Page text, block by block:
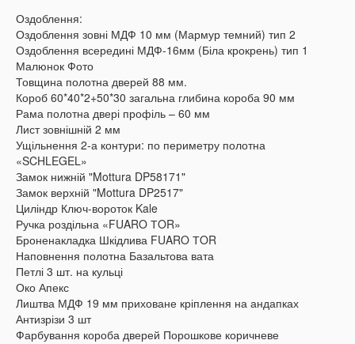
Оздоблення:
Оздоблення зовні МДФ 10 мм (Мармур темний) тип 2
Оздоблення всередині МДФ-16мм (Біла крокрень) тип 1
Малюнок Фото
Товщина полотна дверей 88 мм.
Короб 60*40*2+50*30 загальна глибина короба 90 мм
Рама полотна двері профіль – 60 мм
Лист зовнішній 2 мм
Ущільнення 2-а контури: по периметру полотна
«SCHLEGEL»
Замок нижній "Mottura DP58171"
Замок верхній "Mottura DP2517"
Циліндр Ключ-вороток Kale
Ручка роздільна «FUARO ТOR»
Броненакладка Шкідлива FUARO ТOR
Наповнення полотна Базальтова вата
Петлі 3 шт. на кульці
Око Апекс
Лиштва МДФ 19 мм приховане кріплення на андапках
Антизрізи 3 шт
Фарбування короба дверей Порошкове коричневе